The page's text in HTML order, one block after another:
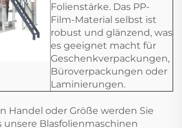
Folienstärke. Das PP-
Film-Material selbst ist
robust und glänzend, was
es geeignet macht für
Geschenkverpackungen,
Büroverpackungen oder
Laminierungen.
Handel oder Größe werden Sie
unsere Blasfolienmaschinen